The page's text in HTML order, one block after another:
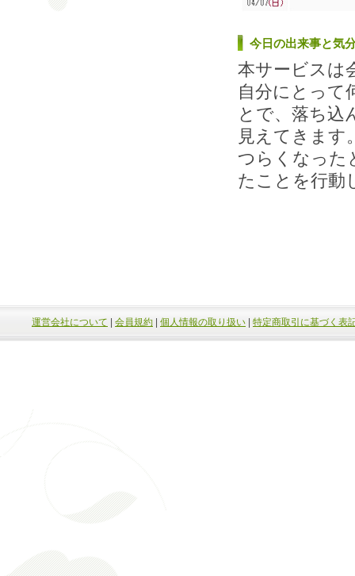
今日の出来事と気
本サービスは
自分にとって
とで、落ち込
見えてきます
つらくなった
たことを行動
運営会社について 会員規約 個人情報の取り扱い 特定商取引に基づく表